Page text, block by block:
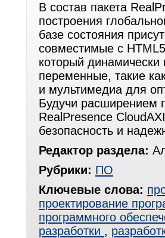
В состав пакета
построения
базе состояния
совместимые с
который
переменные, такие
и мультимедиа для
Будучи расширением
RealPresence
безопасность и
Редактор раздела:
Рубрики: ПО
Ключевые слова:
проектирование
программного
разработки ,